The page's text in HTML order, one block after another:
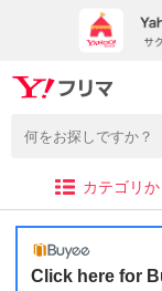
カテゴリ
Click here for